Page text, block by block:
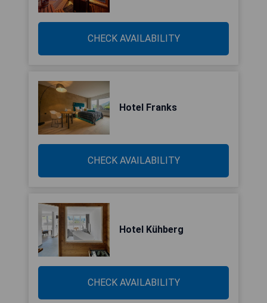
CHECK AVAILABILITY
Hotel Franks
CHECK AVAILABILITY
Hotel Kühberg
CHECK AVAILABILITY